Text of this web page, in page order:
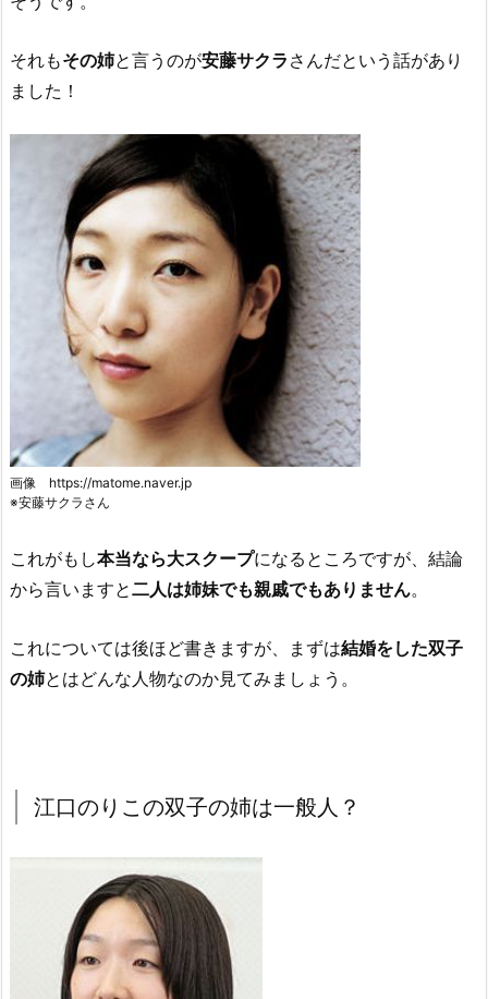
それもその姉と言うのが安藤サクラ さんだという話があり
ました！
画像 https://matome.naver.jp
※安藤サクラさん
これがもし本当なら大スクープになるところですが、結論
から言いますと二人は姉妹でも親戚でもありません。
これについては後ほど書きますが、まずは結婚をした双子
の姉とはどんな人物なのか見てみましょう。
江口のりこの双子の姉は一般人？